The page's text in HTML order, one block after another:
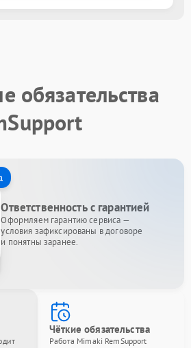
обязательства
Ответственность с гарантией
Оформляем гарантию сервиса —
условия зафиксированы в договоре
и понятны заранее.
Чёткие обязательства
Работа Mimaki RemSupport